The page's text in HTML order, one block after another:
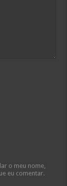
o meu nome,
eu comentar.